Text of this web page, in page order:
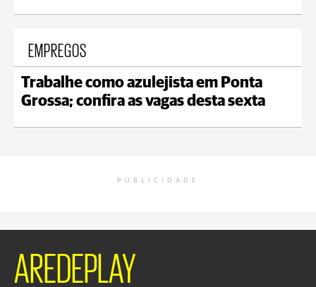
EMPREGOS
Trabalhe como azulejista em Ponta
Grossa; confira as vagas desta sexta
PUBLICIDADE
AREDEPLAY